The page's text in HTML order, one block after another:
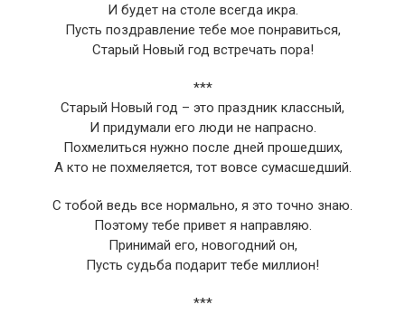
И будет на столе всегда икра.
Пусть поздравление тебе мое понравиться,
Старый Новый год встречать пора!
***
Старый Новый год – это праздник классный,
И придумали его люди не напрасно.
Похмелиться нужно после дней прошедших,
А кто не похмеляется, тот вовсе сумасшедший.
С тобой ведь все нормально, я это точно знаю.
Поэтому тебе привет я направляю.
Принимай его, новогодний он,
Пусть судьба подарит тебе миллион!
***